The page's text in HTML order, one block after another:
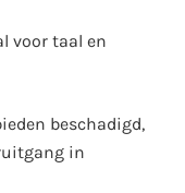
voor taal en
beschadigd,
in